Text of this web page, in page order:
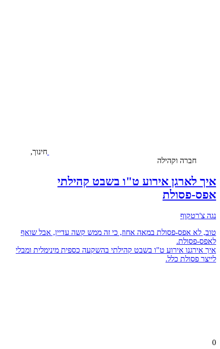
חינוך,
חברה וקהילה
איך לארגן אירוע ט"ו בשבט קהילתי
אפס-פסולת
נגה צ'רטקוף
טוב, לא אפס-פסולת במאה אחוז, כי זה ממש קשה עדיין, אבל שואף
לאפס-פסולת.
איך אירגנו אירוע ט"ו בשבט קהילתי בהשקעה כספית מינימלית ומבלי
לייצר פסולת כלל.
0